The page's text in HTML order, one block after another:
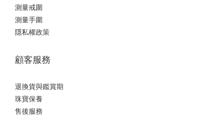
測量戒圍
測量手圍
隱私權政策
顧客服務
退換貨與鑑賞期
珠寶保養
售後服務